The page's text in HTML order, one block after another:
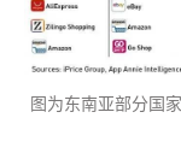
图为东南亚部分国